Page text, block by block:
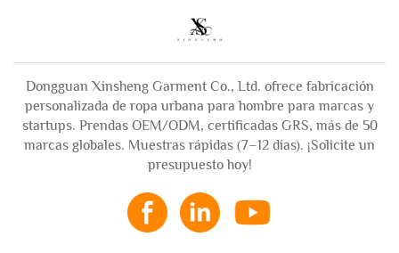
Dongguan Xinsheng Garment Co., Ltd. ofrece fabricación
personalizada de ropa urbana para hombre para marcas y
startups. Prendas OEM/ODM, certificadas GRS, más de 50
marcas globales. Muestras rápidas (7–12 días). ¡Solicite un
presupuesto hoy!